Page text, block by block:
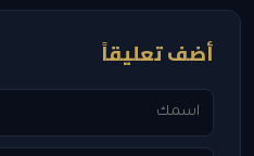
أضف تعليقاً